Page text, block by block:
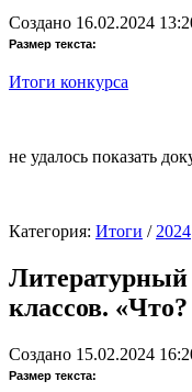
Создано 16.02.2024
Размер текста:
Итоги конкурса
не удалось показать
Категория: Итоги /2024
Литературный
классов.
Создано 15.02.2024
Размер текста: